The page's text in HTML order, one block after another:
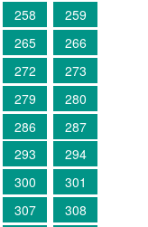
258
259
265
266
272
273
279
280
286
287
293
294
300
301
307
308